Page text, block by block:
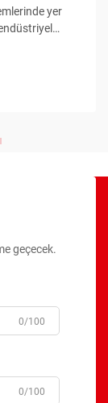
yer
geçecek.
0/100
0/100